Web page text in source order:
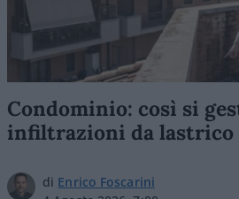
Condominio: così si
infiltrazioni da lastrico
di Enrico Foscarini